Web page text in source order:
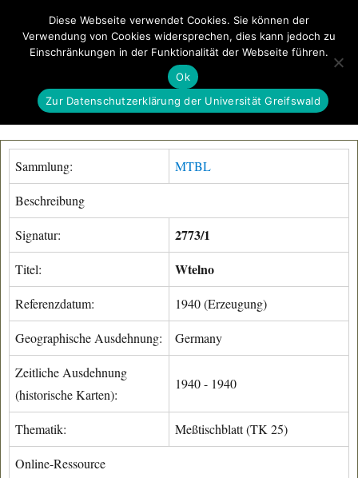
GeoGREIF MENÜ
Sammlung: MTBL
Beschreibung
Signatur: 2773/1
Titel: Wtelno
Referenzdatum: 1940 (Erzeugung)
Geographische Ausdehnung: Germany
Zeitliche Ausdehnung
(historische Karten):
1940 - 1940
Thematik: Meßtischblatt (TK 25)
Online-Ressource
Diese Webseite verwendet Cookies. Sie können der
Verwendung von Cookies widersprechen, dies kann jedoch zu
Einschränkungen in der Funktionalität der Webseite führen.
Ok
Zur Datenschutzerklärung der Universität Greifswald